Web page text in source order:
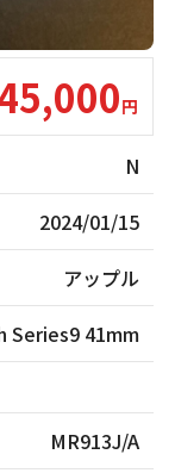
円
N
2024/01/15
アップル
Series9 41mm
MR913J/A